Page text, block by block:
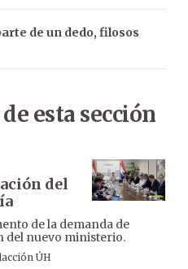
de un dedo, filosos
esta sección
del
de la demanda de
del nuevo ministerio.
ÚH